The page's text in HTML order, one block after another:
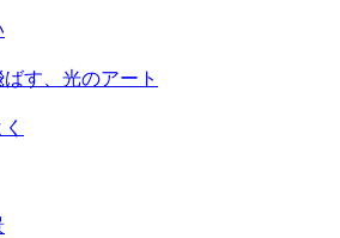
す、光のアート